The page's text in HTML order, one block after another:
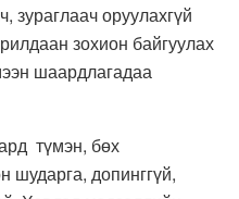
зураглаач оруулахгүй
зохион байгуулах
шаардлагадаа
түмэн, бөх
шударга, допинггүй,